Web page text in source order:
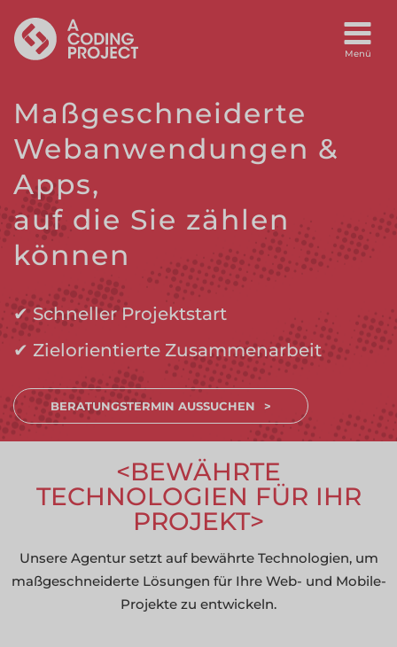
Maßgeschneiderte
Webanwendungen &
Apps,
auf die Sie zählen
können
✔ Schneller Projektstart
✔ Zielorientierte Zusammenarbeit
BERATUNGSTERMIN AUSSUCHEN
BEWÄHRTE
TECHNOLOGIEN FÜR IHR
PROJEKT
Unsere Agentur setzt auf bewährte Technologien, um
maßgeschneiderte Lösungen für Ihre Web- und Mobile-
Projekte zu entwickeln.